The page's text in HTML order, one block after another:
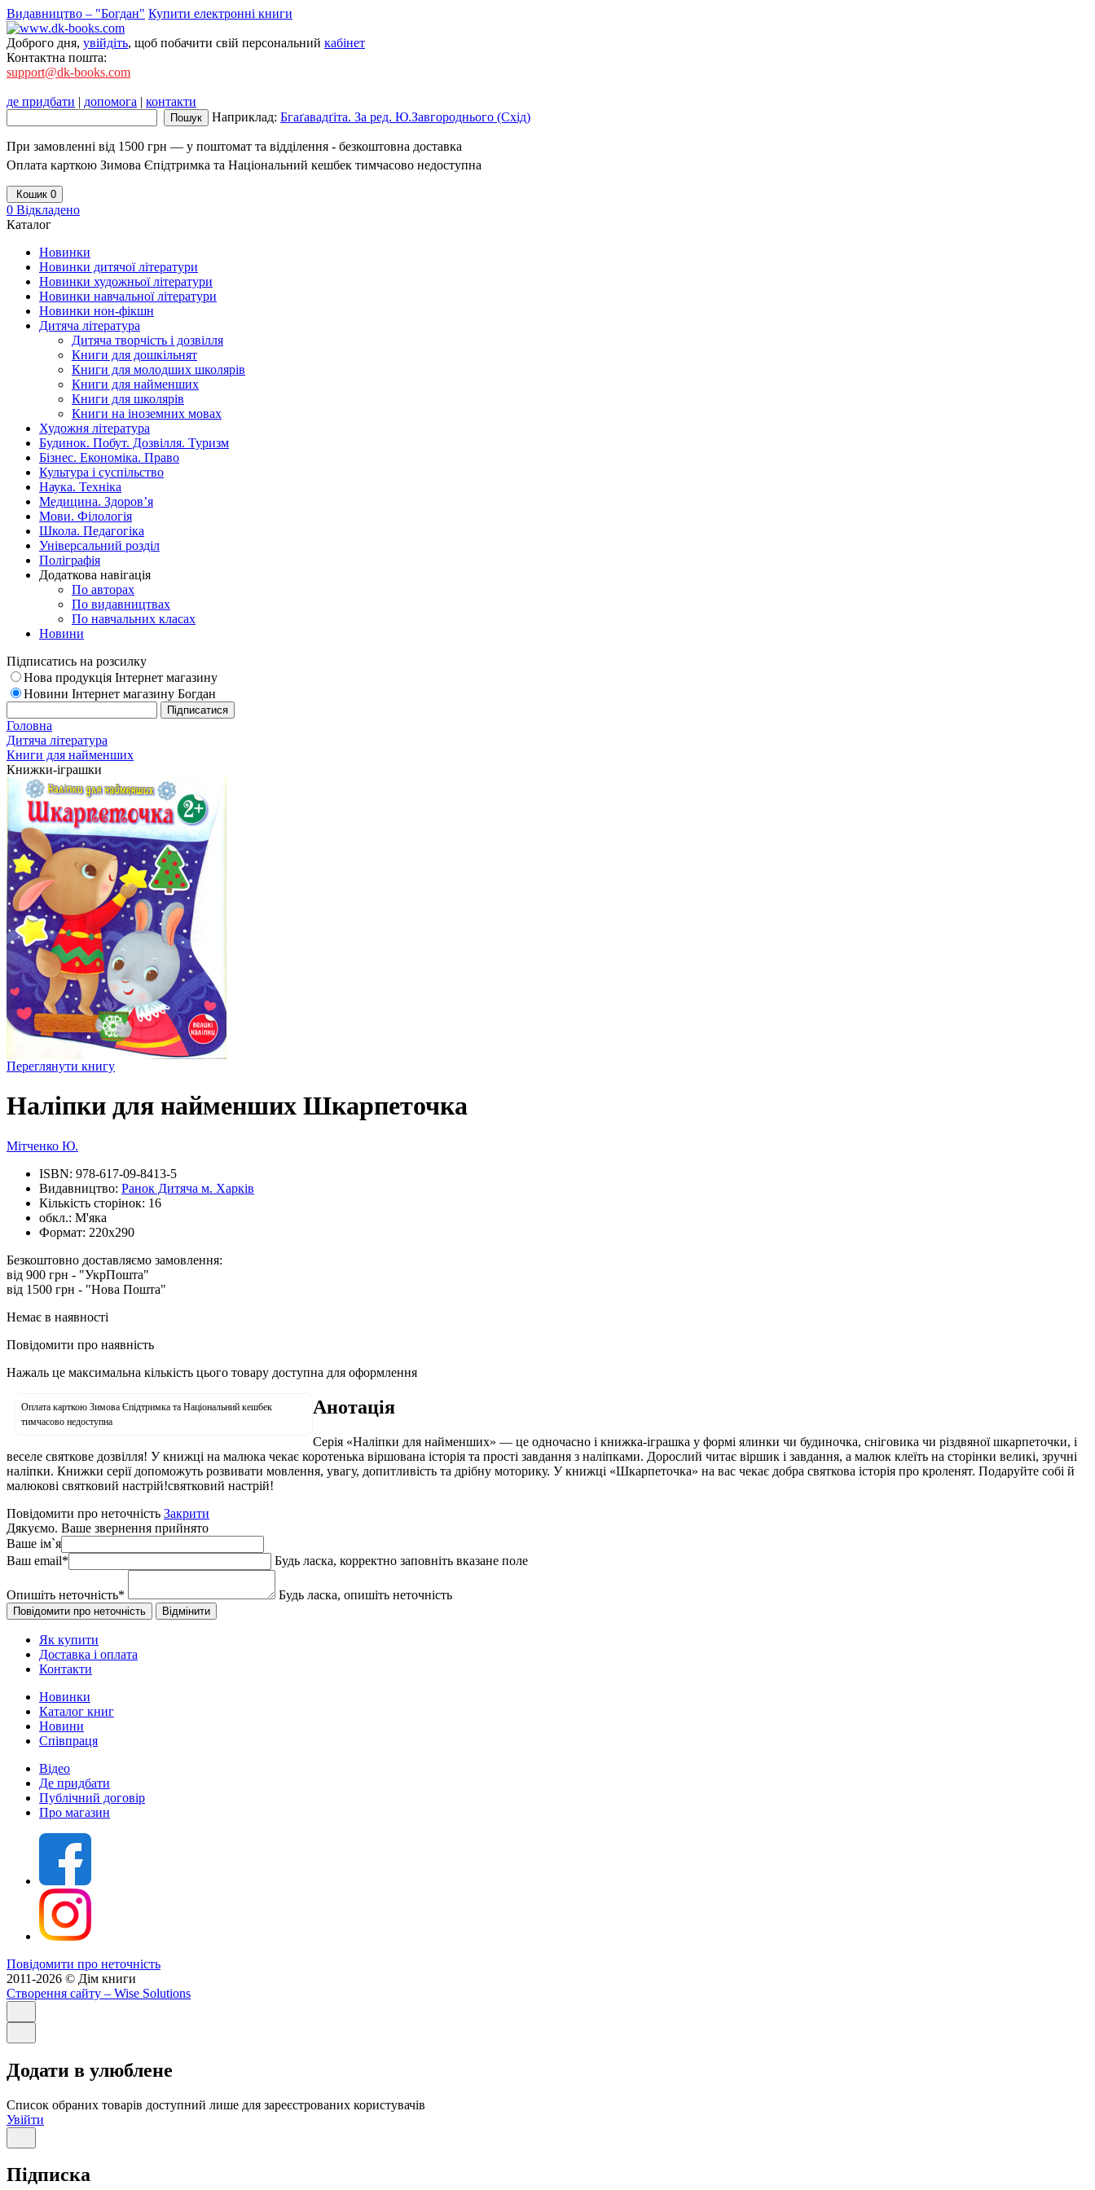
Видавництво – "Богдан" Купити електронні книги
Доброго дня, увійдіть, щоб побачити свій персональний кабінет
Контактна пошта:
support@dk-books.com
де придбати | допомога | контакти
Наприклад: Бгаґавадґіта. За ред. Ю.Завгороднього (Схід)
При замовленні від 1500 грн — у поштомат та відділення - безкоштовна доставка
Оплата карткою Зимова Єпідтримка та Національний кешбек тимчасово недоступна
Кошик 0
0 Відкладено
Каталог
Новинки
Новинки дитячої літератури
Новинки художньої літератури
Новинки навчальної літератури
Новинки нон-фікшн
Дитяча література
Дитяча творчість і дозвілля
Книги для дошкільнят
Книги для молодших школярів
Книги для найменших
Книги для школярів
Книги на іноземних мовах
Художня література
Будинок. Побут. Дозвілля. Туризм
Бізнес. Економіка. Право
Культура і суспільство
Наука. Техніка
Медицина. Здоров’я
Мови. Філологія
Школа. Педагогіка
Універсальний розділ
Поліграфія
Додаткова навігація
По авторах
По видавництвах
По навчальних класах
Новини
Підписатись на розсилку
Нова продукція Інтернет магазину
Новини Інтернет магазину Богдан
Головна
Дитяча література
Книги для найменших
Книжки-іграшки
Переглянути книгу
Наліпки для найменших Шкарпеточка
Мітченко Ю.
ISBN: 978-617-09-8413-5
Видавництво: Ранок Дитяча м. Харків
Кількість сторінок: 16
обкл.: М'яка
Формат: 220х290
Безкоштовно доставляємо замовлення:
від 900 грн - "УкрПошта"
від 1500 грн - "Нова Пошта"
Немає в наявності
Повідомити про наявність
Нажаль це максимальна кількість цього товару доступна для оформлення
Оплата карткою Зимова Єпідтримка та Національний кешбек
тимчасово недоступна
Анотація
Серія «Наліпки для найменших» — це одночасно і книжка-іграшка у формі ялинки чи будиночка, сніговика чи різдвяної шкарпеточки, і
веселе святкове дозвілля! У книжці на малюка чекає коротенька віршована історія та прості завдання з наліпками. Дорослий читає віршик і завдання, а малюк клеїть на сторінки великі, зручні
наліпки. Книжки серії допоможуть розвивати мовлення, увагу, допитливість та дрібну моторику. У книжці «Шкарпеточка» на вас чекає добра святкова історія про кроленят. Подаруйте собі й
малюкові святковий настрій!святковий настрій!
Повідомити про неточність Закрити
Дякуємо. Ваше звернення прийнято
Ваше ім`я
Ваш email* Будь ласка, корректно заповніть вказане поле
Опишіть неточність* Будь ласка, опишіть неточність
Як купити
Доставка і оплата
Контакти
Новинки
Каталог книг
Новини
Співпраця
Відео
Де придбати
Публічний договір
Про магазин
Повідомити про неточність
2011-2026 © Дім книги
Створення сайту – Wise Solutions
Додати в улюблене
Список обраних товарів доступний лише для зареєстрованих користувачів
Увійти
Підписка